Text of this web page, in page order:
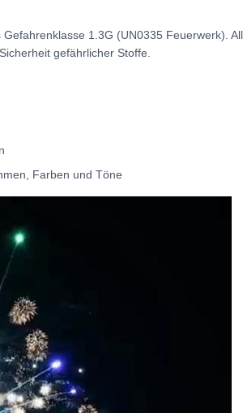
1.3G (UN0335 Feuerwerk).
gefährlicher Stoffe.
Farben und Töne